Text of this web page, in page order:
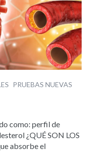
PRUEBAS NUEVAS
como: perfil de
¿QUÉ SON LOS
absorbe el